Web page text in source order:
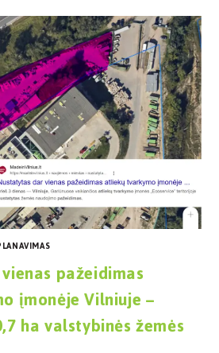
pažeidimas
įmonėje Vilniuje –
ha valstybinės žemės